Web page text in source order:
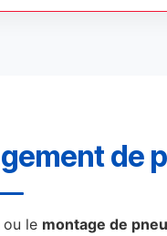
de
ou le montage de